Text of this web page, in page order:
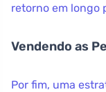
retorno em longo
Vendendo as
Por fim, uma